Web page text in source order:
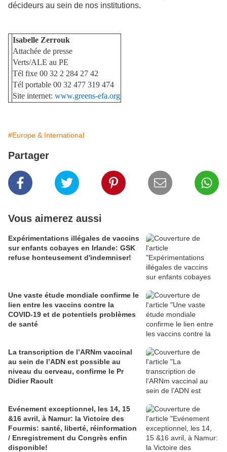
décideurs au sein de nos institutions.
Isabelle Zerrouk
Attachée de presse
Verts/ALE au PE
Tél fixe 00 32 2 284 27 42
Tél portable 00 32 477 319 474
Site internet: www.greens-efa.org
#Europe & International
Partager
Vous aimerez aussi
Expérimentations illégales de vaccins
sur enfants cobayes en Irlande: GSK
refuse honteusement d'indemniser!
Une vaste étude mondiale confirme le
lien entre les vaccins contre la
COVID-19 et de potentiels problèmes
de santé
La transcription de l’ARNm vaccinal
au sein de l’ADN est possible au
niveau du cerveau, confirme le Pr
Didier Raoult
Evénement exceptionnel, les 14, 15
&16 avril, à Namur: la Victoire des
Fourmis: santé, liberté, réinformation
/ Enregistrement du Congrès enfin
disponible!